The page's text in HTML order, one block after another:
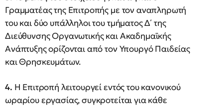
Γραμματέας της Επιτροπής με τον αναπληρωτή
του και δύο υπάλληλοι του τμήματος Δ΄ της
Διεύθυνσης Οργανωτικής και Ακαδημαϊκής
Ανάπτυξης ορίζονται από τον Υπουργό Παιδείας
και Θρησκευμάτων.
4. Η Επιτροπή λειτουργεί εντός του κανονικού
ωραρίου εργασίας, συγκροτείται για κάθε